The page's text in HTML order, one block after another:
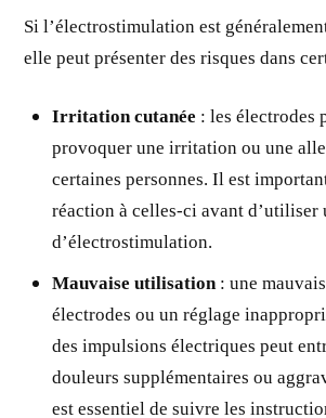
Si l’électrostimulation est
elle peut présenter des risques dans
Irritation cutanée : les électrodes
provoquer une irritation ou une
certaines personnes. Il est
réaction à celles-ci avant d’utiliser
d’électrostimulation.
Mauvaise utilisation: une
électrodes ou un réglage
des impulsions électriques peut
douleurs supplémentaires ou
est essentiel de suivre les